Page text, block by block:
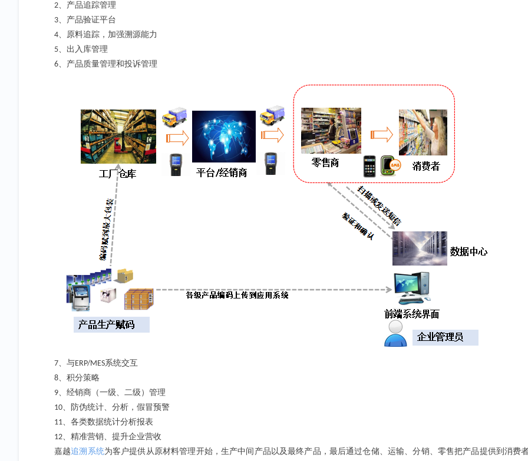
2、产品追踪管理
3、产品验证平台
4、原料追踪，加强溯源能力
5、出入库管理
6、产品质量管理和投诉管理
7、与ERP/MES系统交互
8、积分策略
9、经销商（一级、二级）管理
10、防伪统计、分析，假冒预警
11、各类数据统计分析报表
12、精准营销、提升企业营收
嘉越追溯系统为客户提供从原材料管理开始，生产中间产品以及最终产品，最后通过仓储、运输、分销、零售把产品提供到消费